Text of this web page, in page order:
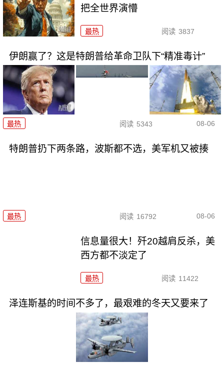
把全世界演懵
最热 阅读 3837
伊朗赢了？这是特朗普给革命卫队下“精准毒计”
最热 阅读 5343 08-06
特朗普扔下两条路，波斯都不选，美军机又被揍
最热 阅读 16792 08-06
信息量很大！歼20越肩反杀，美
西方都不淡定了
最热 阅读 11422
泽连斯基的时间不多了，最艰难的冬天又要来了